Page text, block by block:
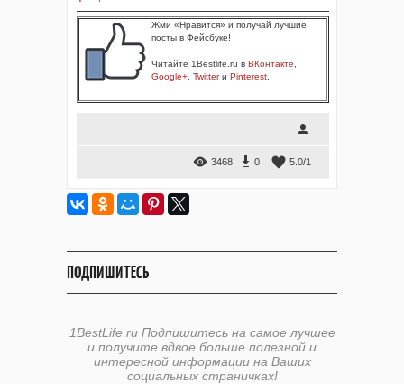
Жми «Нравится» и получай лучшие
посты в Фейсбуке!
Читайте 1Bestlife.ru в ВКонтакте
Google+ Twitterи Pinterest
3468 0 5.0/1
ПОДПИШИТЕСЬ
1BestLife.ru Подпишитесь на самое лучшее
и получите вдвое больше полезной и
интересной информации на Ваших
социальных страничках!